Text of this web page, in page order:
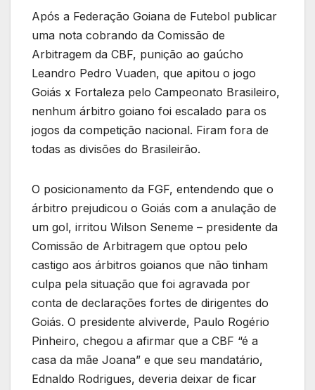
er e
b
o
o
k
s
A
p
p
gr
a
m
e
dI
n
e
st
ar
e
Após a Federação Goiana de Futebol publicar
uma nota cobrando da Comissão de
Arbitragem da CBF, punição ao gaúcho
Leandro Pedro Vuaden, que apitou o jogo
Goiás x Fortaleza pelo Campeonato Brasileiro,
nenhum árbitro goiano foi escalado para os
jogos da competição nacional. Firam fora de
todas as divisões do Brasileirão.
O posicionamento da FGF, entendendo que o
árbitro prejudicou o Goiás com a anulação de
um gol, irritou Wilson Seneme – presidente da
Comissão de Arbitragem que optou pelo
castigo aos árbitros goianos que não tinham
culpa pela situação que foi agravada por
conta de declarações fortes de dirigentes do
Goiás. O presidente alviverde, Paulo Rogério
Pinheiro, chegou a afirmar que a CBF “é a
casa da mãe Joana” e que seu mandatário,
Ednaldo Rodrigues, deveria deixar de ficar